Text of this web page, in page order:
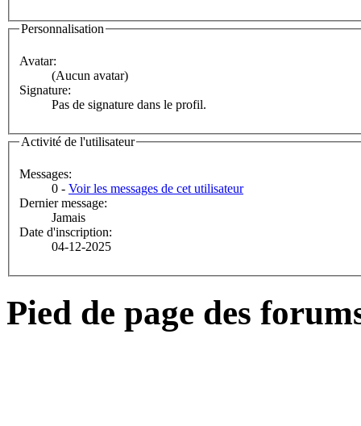
Personnalisation
Avatar:
(Aucun avatar)
Signature:
Pas de signature dans le profil.
Activité de l'utilisateur
Messages:
0 - Voir les messages de cet utilisateur
Dernier message:
Jamais
Date d'inscription:
04-12-2025
Pied de page des